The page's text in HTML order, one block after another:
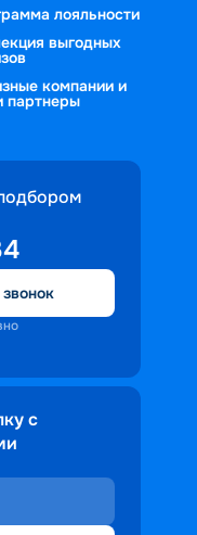
лояльности
выгодных
компании и
партнеры
с